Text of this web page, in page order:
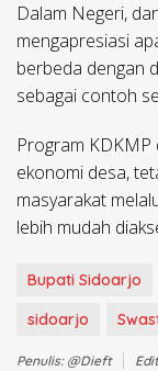
Dalam Negeri,
mengapresiasi
berbeda dengan
sebagai contoh
Program
ekonomi desa,
masyarakat
lebih mudah
Bupati Sidoarjo
sidoarjo
Penulis: @dieft